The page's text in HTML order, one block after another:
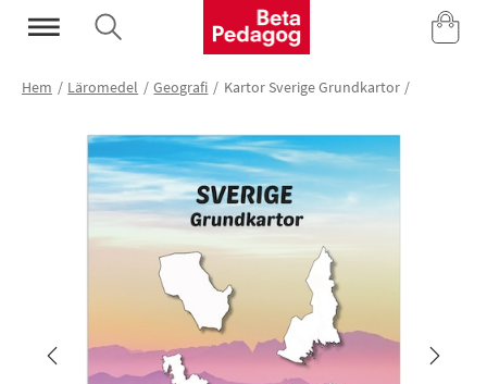
Mina Sidor
Hem Läromedel Geografi Kartor Sverige Grundkartor